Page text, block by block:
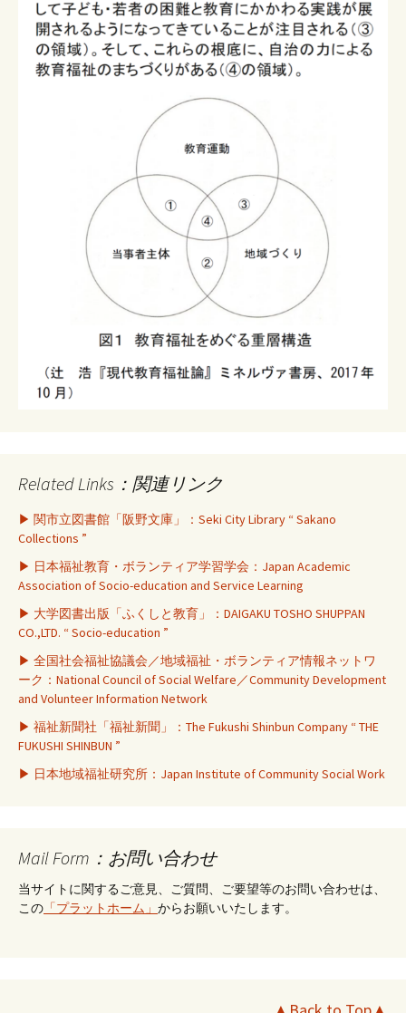
Related Links：関連リンク
▶ 関市立図書館「阪野文庫」：Seki City Library “ Sakano
Collections ”
▶ 日本福祉教育・ボランティア学習学会：Japan Academic
Association of Socio-education and Service Learning
▶ 大学図書出版「ふくしと教育」：DAIGAKU TOSHO SHUPPAN
CO.,LTD. “ Socio-education ”
▶ 全国社会福祉協議会／地域福祉・ボランティア情報ネットワ
ーク：National Council of Social Welfare／Community Development
and Volunteer Information Network
▶ 福祉新聞社「福祉新聞」：The Fukushi Shinbun Company “ THE
FUKUSHI SHINBUN ”
▶ 日本地域福祉研究所：Japan Institute of Community Social Work
Mail Form：お問い合わせ
当サイトに関するご意見、ご質問、ご要望等のお問い合わせは、
この 「プラットホーム」 からお願いいたします。